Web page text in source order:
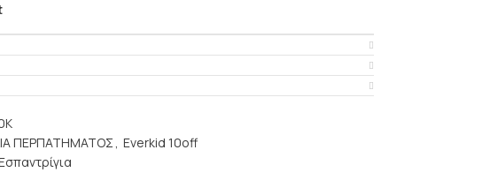
ΠΕΡΠΑΤΗΜΑΤΟΣ, Everkid 10off